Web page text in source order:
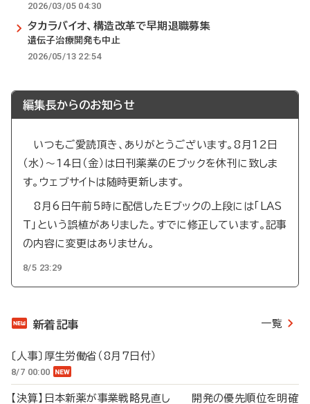
2026/03/05 04:30
タカラバイオ、構造改革で早期退職募集
遺伝子治療開発も中止
2026/05/13 22:54
編集長からのお知らせ
いつもご愛読頂き、ありがとうございます。8月12日
（水）～14日（金）は日刊薬業のEブックを休刊に致しま
す。ウェブサイトは随時更新します。
8月6日午前5時に配信したEブックの上段には「LAS
T」という誤植がありました。すでに修正しています。記事
の内容に変更はありません。
8/5 23:29
新着記事 一覧
〔人事〕厚生労働省（8月7日付）
8/7 00:00
【決算】日本新薬が事業戦略見直し 開発の優先順位を明確